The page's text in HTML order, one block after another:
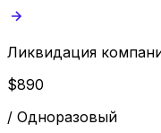
Ликвидация
$890
/ Одноразовый